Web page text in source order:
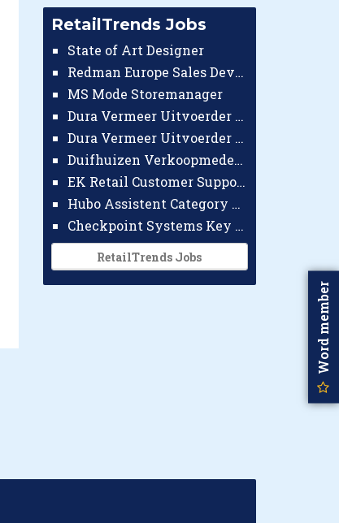
RetailTrends Jobs
State of Art Designer
Redman Europe Sales Developer (Europe)
MS Mode Storemanager
Dura Vermeer Uitvoerder GWW Amsterdam
Dura Vermeer Uitvoerder Civiel Nijmegen
Duifhuizen Verkoopmedewerker Ridderkerk
EK Retail Customer Support Omnichannel
Hubo Assistent Category Manager
Checkpoint Systems Key Accountmanager Benelux
RetailTrends Jobs
Word member